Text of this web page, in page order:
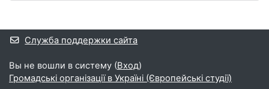
Дополнительные блоки
Служба поддержки сайта
Вы не вошли в систему (Вход)
Громадські організації в Україні (Європейські студії)